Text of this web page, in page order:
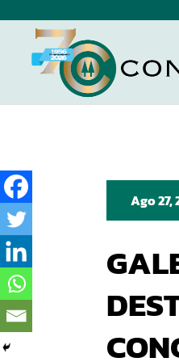
Ago 27,